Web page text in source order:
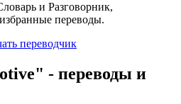
и Разговорник,
переводы.
- переводы и